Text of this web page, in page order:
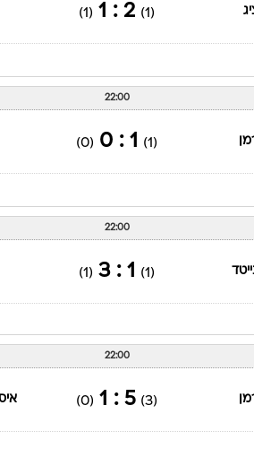
(1)
2 : 1
(1)
22:00
(1)
1 : 0
(0)
22:00
(1)
1 : 3
(1)
22:00
(3)
5 : 1
(0)